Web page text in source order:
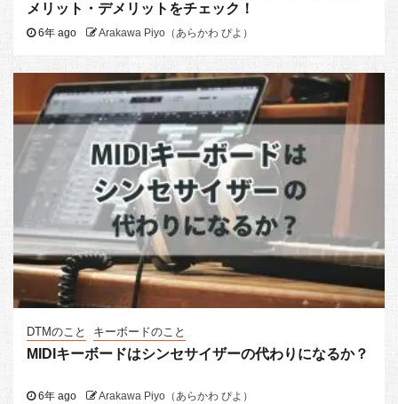
メリット・デメリットをチェック！
6年 ago Arakawa Piyo（あらかわ ぴよ）
DTMのこと キーボードのこと
MIDIキーボードはシンセサイザーの代わりになるか？
6年 ago Arakawa Piyo（あらかわ ぴよ）